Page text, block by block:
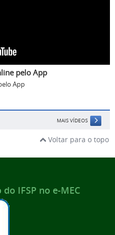
pelo App
App
MAIS VÍDEOS
Voltar para o topo
IFSP no e-MEC